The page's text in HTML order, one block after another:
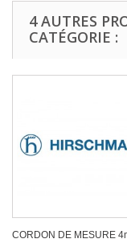
4 AUTRES
CATÉGORIE :
CORDON DE MESURE